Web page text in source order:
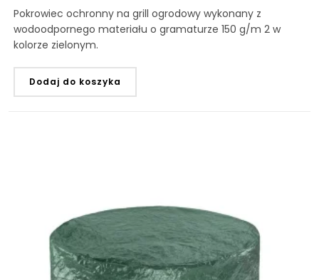
Pokrowiec ochronny na grill ogrodowy wykonany z
wodoodpornego materiału o gramaturze 150 g/m 2 w
kolorze zielonym.
Dodaj do koszyka